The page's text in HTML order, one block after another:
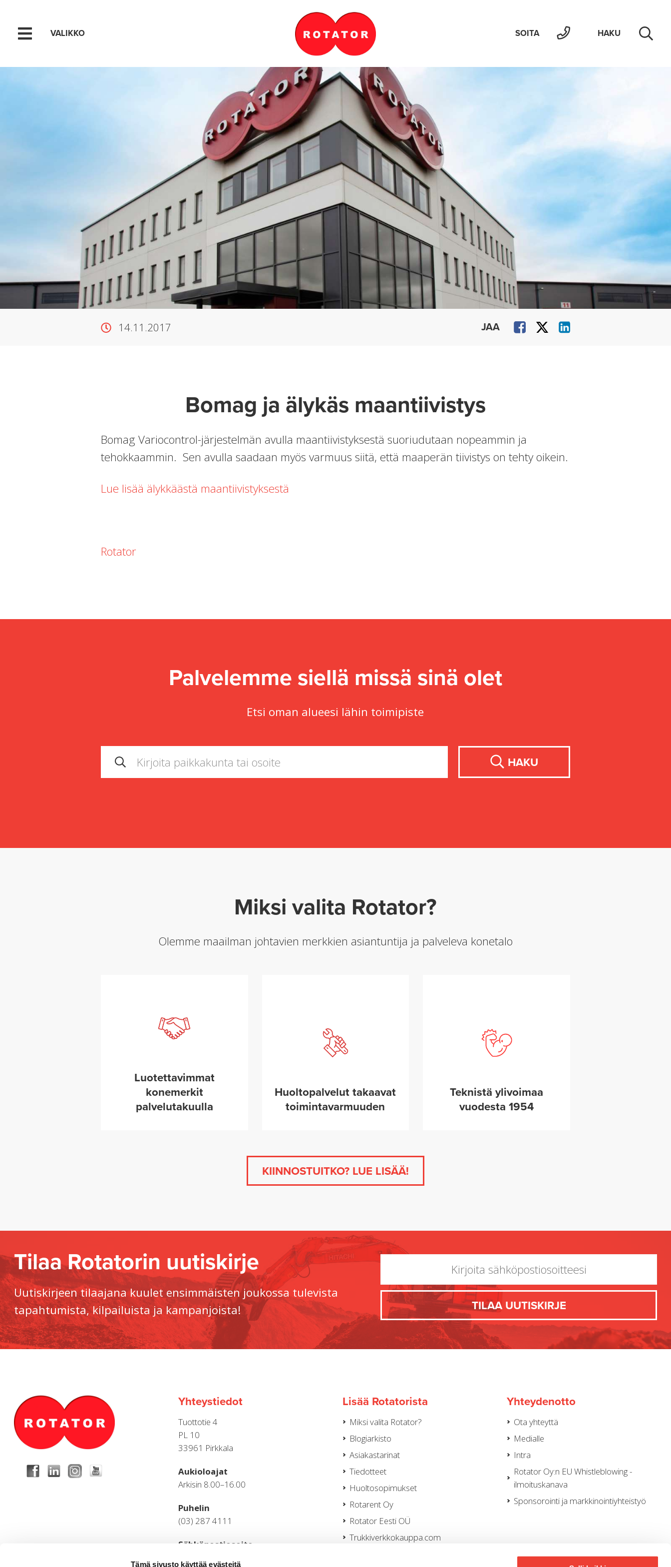
Tämä sivusto käyttää evästeitä
VALIKKO HAKU
SOITA
14.11.2017 JAA
Bomag ja älykäs maantiivistys
Bomag Variocontrol-järjestelmän avulla maantiivistyksestä suoriudutaan nopeammin ja
tehokkaammin. Sen avulla saadaan myös varmuus siitä, että maaperän tiivistys on tehty oikein.
Lue lisää älykkäästä maantiivistyksestä
Rotator
Palvelemme siellä missä sinä olet
Etsi oman alueesi lähin toimipiste
HAKU
Miksi valita Rotator?
Olemme maailman johtavien merkkien asiantuntija ja palveleva konetalo
Luotettavimmat
konemerkit
palvelutakuulla
Huoltopalvelut takaavat
toimintavarmuuden
Teknistä ylivoimaa
vuodesta 1954
KIINNOSTUITKO? LUE LISÄÄ!
Tilaa Rotatorin uutiskirje
Uutiskirjeen tilaajana kuulet ensimmäisten joukossa tulevista
tapahtumista, kilpailuista ja kampanjoista!
Yhteystiedot
Tuottotie 4
PL 10
33961 Pirkkala
Aukioloajat
Arkisin 8.00–16.00
Puhelin
(03) 287 4111
Sähköpostiosoite
Lisää Rotatorista
Miksi valita Rotator?
Blogiarkisto
Asiakastarinat
Tiedotteet
Huoltosopimukset
Rotarent Oy
Rotator Eesti OÜ
Trukkiverkkokauppa.com
Yhteydenotto
Ota yhteyttä
Medialle
Intra
Rotator Oy:n EU Whistleblowing -
ilmoituskanava
Sponsorointi ja markkinointiyhteistyö